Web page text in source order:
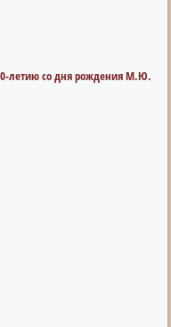
летию со дня рождения М.Ю.